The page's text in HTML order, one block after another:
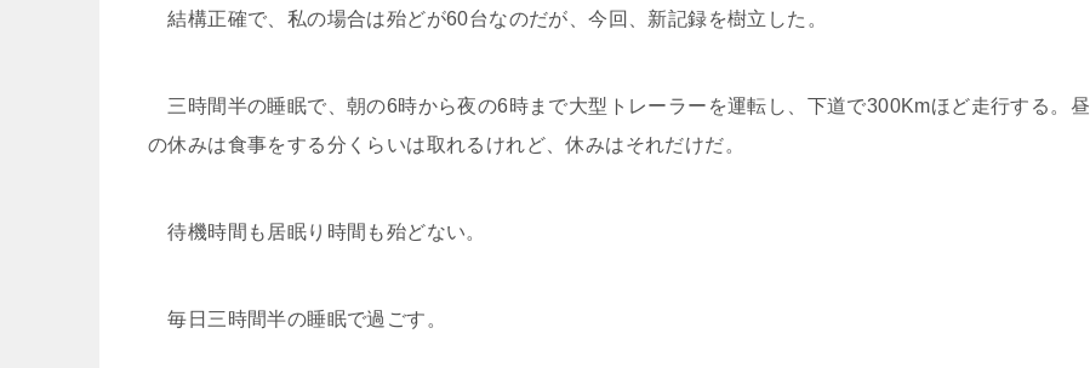
結構正確で、私の場合は殆どが60台なのだが、今回、新記録を樹立した。
三時間半の睡眠で、朝の6時から夜の6時まで大型トレーラーを運転し、下道で300Kmほど走行する。昼
の休みは食事をする分くらいは取れるけれど、休みはそれだけだ。
待機時間も居眠り時間も殆どない。
毎日三時間半の睡眠で過ごす。